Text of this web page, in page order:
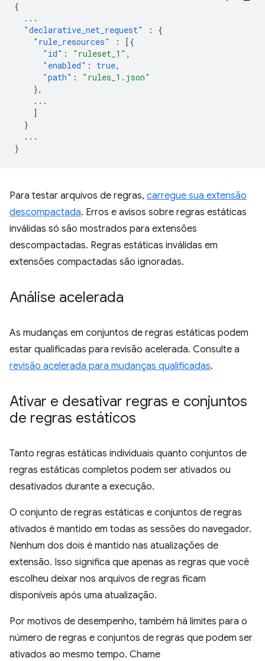
{
...
"declarative_net_request"
:
{
"rule_resources"
:
[{
"id" : "ruleset_1" ,
"enabled" : true,
"path" :
"rules_1.json"
},
...
]
}
...
}
Para testar arquivos de regras, carregue sua extensão
descompactada. Erros e avisos sobre regras estáticas
inválidas só são mostrados para extensões
descompactadas. Regras estáticas inválidas em
extensões compactadas são ignoradas.
Análise acelerada
As mudanças em conjuntos de regras estáticas podem
estar qualificadas para revisão acelerada. Consulte a
revisão acelerada para mudanças qualificadas.
Ativar e desativar regras e conjuntos
de regras estáticos
Tanto regras estáticas individuais quanto conjuntos de
regras estáticas completos podem ser ativados ou
desativados durante a execução.
O conjunto de regras estáticas e conjuntos de regras
ativados é mantido em todas as sessões do navegador.
Nenhum dos dois é mantido nas atualizações de
extensão. Isso significa que apenas as regras que você
escolheu deixar nos arquivos de regras ficam
disponíveis após uma atualização.
Por motivos de desempenho, também há limites para o
número de regras e conjuntos de regras que podem ser
ativados ao mesmo tempo. Chame